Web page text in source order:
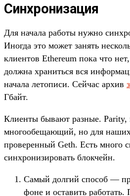
Синхронизация
Для начала работы нужно
Иногда это может занять
клиентов Ethereum пока что
должна храниться вся
начала летописи. Сейчас архив
Гбайт.
Клиенты бывают разные. Parity,
многообещающий, но для
проверенный Geth. Есть много
синхронизировать блокчейн.
Самый долгий способ —
фоне и оставить работать.